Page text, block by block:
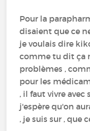
Pour la
disaient que ce
je voulais dire
comme tu dit ça
problèmes ,
pour les
, il faut vivre avec
j'espère qu'on
, je suis sur , que